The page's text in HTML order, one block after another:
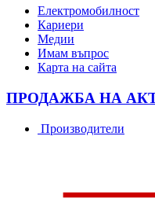
Електромобилност
Кариери
Медии
Имам въпрос
Карта на сайта
ПРОДАЖБА НА
Производители